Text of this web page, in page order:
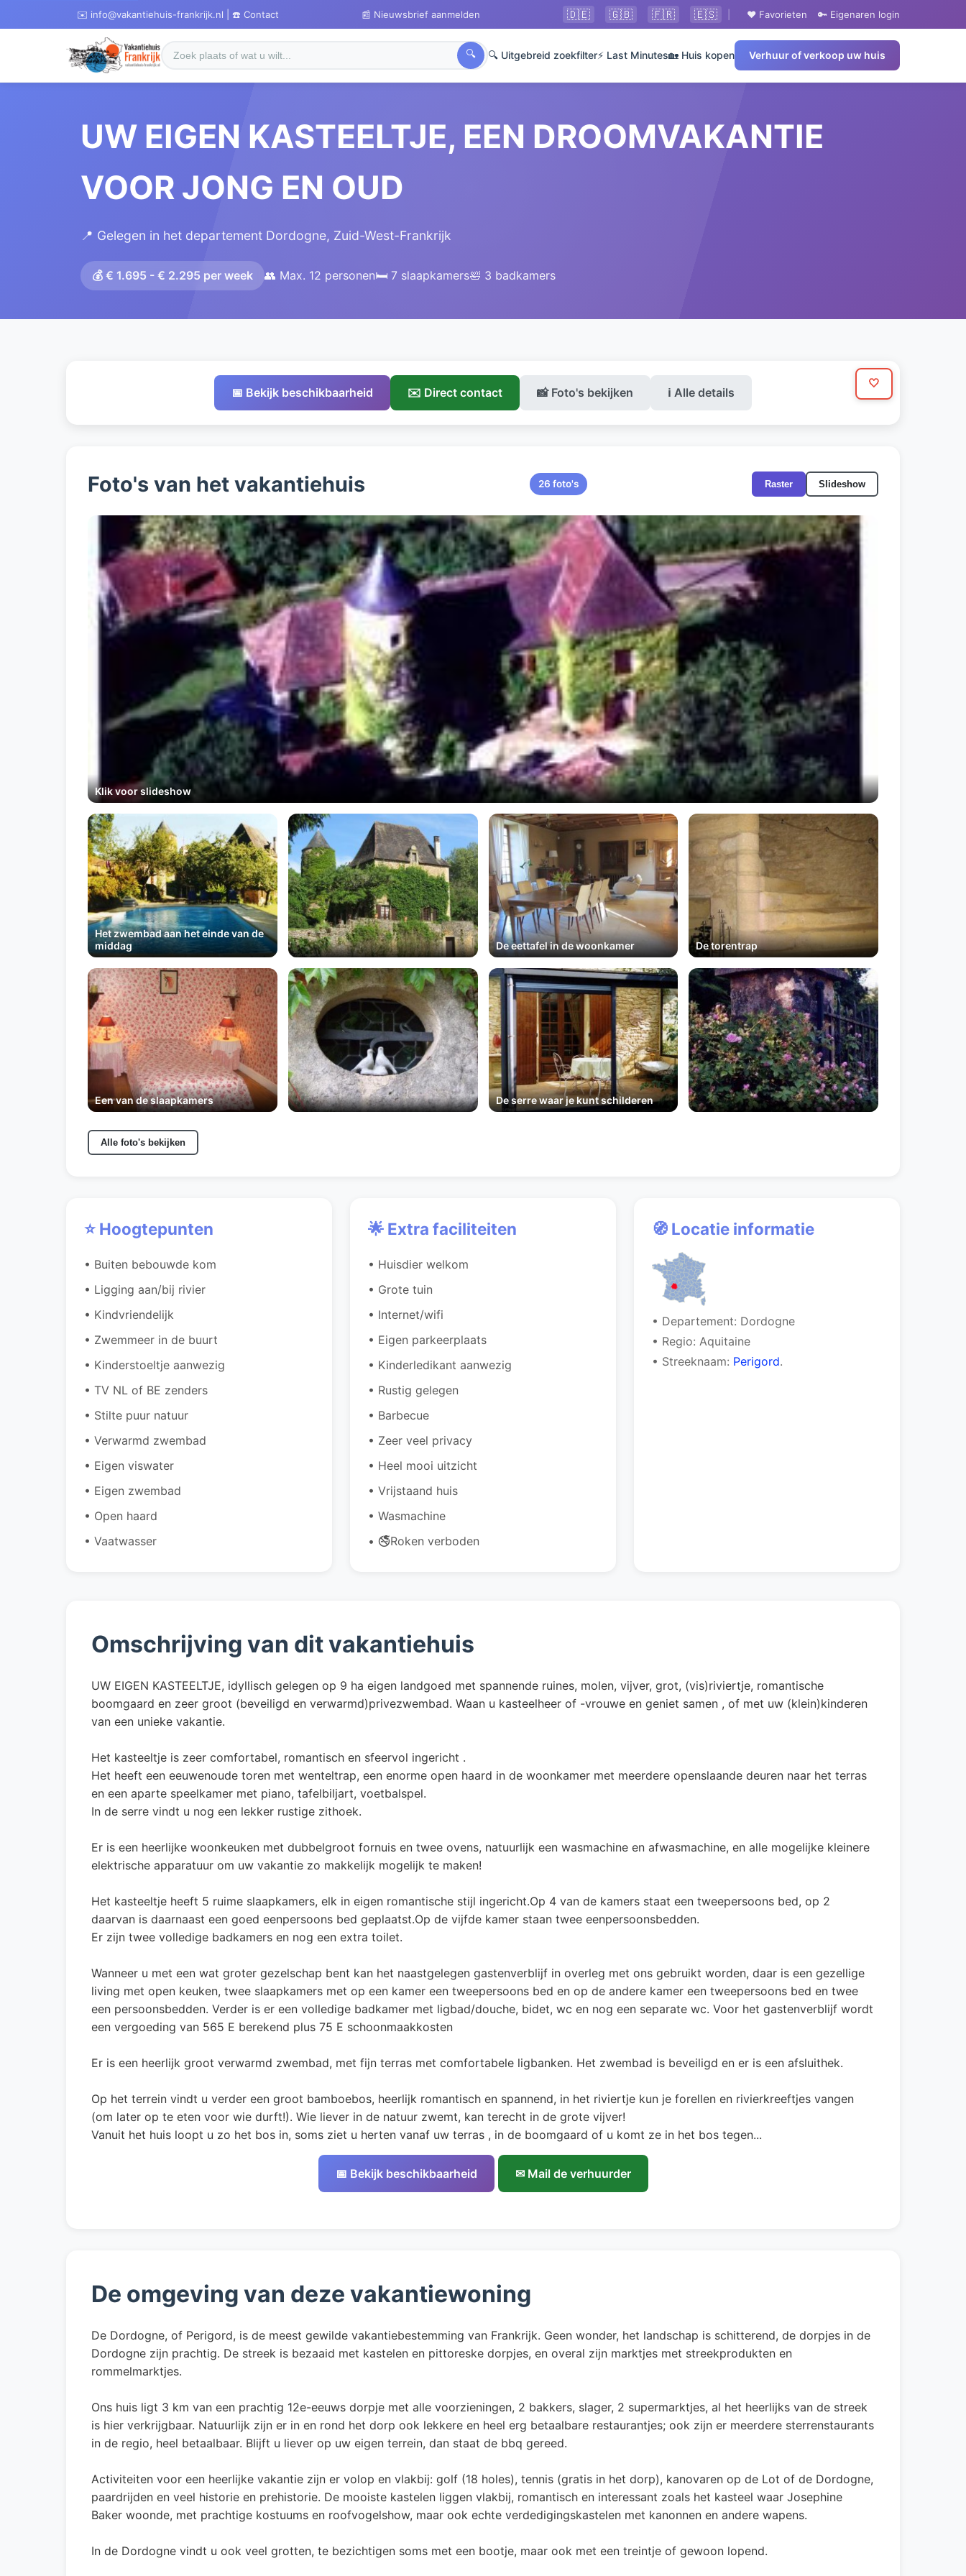
✉️ info@vakantiehuis-frankrijk.nl | ☎️ Contact 📰 Nieuwsbrief aanmelden 🇩🇪 🇬🇧 🇫🇷 🇪🇸 ❤️ Favorieten 🔑 Eigenaren login
🔍 🔍 Uitgebreid zoekfilter⚡ Last Minutes🏡 Huis kopen Verhuur of verkoop uw huis
UW EIGEN KASTEELTJE, EEN DROOMVAKANTIE
VOOR JONG EN OUD
📍 Gelegen in het departement Dordogne, Zuid-West-Frankrijk
💰 € 1.695 - € 2.295 per week 👥 Max. 12 personen🛏️ 7 slaapkamers🛀 3 badkamers
📅 Bekijk beschikbaarheid ✉️ Direct contact 📸 Foto's bekijken ℹ️ Alle details
🤍
Foto's van het vakantiehuis 26 foto's Raster Slideshow
Klik voor slideshow
Het zwembad aan het einde van de
middag
De eettafel in de woonkamer De torentrap
Een van de slaapkamers De serre waar je kunt schilderen
Alle foto's bekijken
⭐ Hoogtepunten
• Buiten bebouwde kom
• Ligging aan/bij rivier
• Kindvriendelijk
• Zwemmeer in de buurt
• Kinderstoeltje aanwezig
• TV NL of BE zenders
• Stilte puur natuur
• Verwarmd zwembad
• Eigen viswater
• Eigen zwembad
• Open haard
• Vaatwasser
🌟 Extra faciliteiten
• Huisdier welkom
• Grote tuin
• Internet/wifi
• Eigen parkeerplaats
• Kinderledikant aanwezig
• Rustig gelegen
• Barbecue
• Zeer veel privacy
• Heel mooi uitzicht
• Vrijstaand huis
• Wasmachine
• 🚭Roken verboden
🧭 Locatie informatie
• Departement: Dordogne
• Regio: Aquitaine
• Streeknaam: Perigord.
Omschrijving van dit vakantiehuis
UW EIGEN KASTEELTJE, idyllisch gelegen op 9 ha eigen landgoed met spannende ruines, molen, vijver, grot, (vis)riviertje, romantische
boomgaard en zeer groot (beveiligd en verwarmd)privezwembad. Waan u kasteelheer of -vrouwe en geniet samen , of met uw (klein)kinderen
van een unieke vakantie.
Het kasteeltje is zeer comfortabel, romantisch en sfeervol ingericht .
Het heeft een eeuwenoude toren met wenteltrap, een enorme open haard in de woonkamer met meerdere openslaande deuren naar het terras
en een aparte speelkamer met piano, tafelbiljart, voetbalspel.
In de serre vindt u nog een lekker rustige zithoek.
Er is een heerlijke woonkeuken met dubbelgroot fornuis en twee ovens, natuurlijk een wasmachine en afwasmachine, en alle mogelijke kleinere
elektrische apparatuur om uw vakantie zo makkelijk mogelijk te maken!
Het kasteeltje heeft 5 ruime slaapkamers, elk in eigen romantische stijl ingericht.Op 4 van de kamers staat een tweepersoons bed, op 2
daarvan is daarnaast een goed eenpersoons bed geplaatst.Op de vijfde kamer staan twee eenpersoonsbedden.
Er zijn twee volledige badkamers en nog een extra toilet.
Wanneer u met een wat groter gezelschap bent kan het naastgelegen gastenverblijf in overleg met ons gebruikt worden, daar is een gezellige
living met open keuken, twee slaapkamers met op een kamer een tweepersoons bed en op de andere kamer een tweepersoons bed en twee
een persoonsbedden. Verder is er een volledige badkamer met ligbad/douche, bidet, wc en nog een separate wc. Voor het gastenverblijf wordt
een vergoeding van 565 E berekend plus 75 E schoonmaakkosten
Er is een heerlijk groot verwarmd zwembad, met fijn terras met comfortabele ligbanken. Het zwembad is beveiligd en er is een afsluithek.
Op het terrein vindt u verder een groot bamboebos, heerlijk romantisch en spannend, in het riviertje kun je forellen en rivierkreeftjes vangen
(om later op te eten voor wie durft!). Wie liever in de natuur zwemt, kan terecht in de grote vijver!
Vanuit het huis loopt u zo het bos in, soms ziet u herten vanaf uw terras , in de boomgaard of u komt ze in het bos tegen...
📅 Bekijk beschikbaarheid ✉ Mail de verhuurder
De omgeving van deze vakantiewoning
De Dordogne, of Perigord, is de meest gewilde vakantiebestemming van Frankrijk. Geen wonder, het landschap is schitterend, de dorpjes in de
Dordogne zijn prachtig. De streek is bezaaid met kastelen en pittoreske dorpjes, en overal zijn marktjes met streekprodukten en
rommelmarktjes.
Ons huis ligt 3 km van een prachtig 12e-eeuws dorpje met alle voorzieningen, 2 bakkers, slager, 2 supermarktjes, al het heerlijks van de streek
is hier verkrijgbaar. Natuurlijk zijn er in en rond het dorp ook lekkere en heel erg betaalbare restaurantjes; ook zijn er meerdere sterrenstaurants
in de regio, heel betaalbaar. Blijft u liever op uw eigen terrein, dan staat de bbq gereed.
Activiteiten voor een heerlijke vakantie zijn er volop en vlakbij: golf (18 holes), tennis (gratis in het dorp), kanovaren op de Lot of de Dordogne,
paardrijden en veel historie en prehistorie. De mooiste kastelen liggen vlakbij, romantisch en interessant zoals het kasteel waar Josephine
Baker woonde, met prachtige kostuums en roofvogelshow, maar ook echte verdedigingskastelen met kanonnen en andere wapens.
In de Dordogne vindt u ook veel grotten, te bezichtigen soms met een bootje, maar ook met een treintje of gewoon lopend.